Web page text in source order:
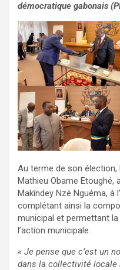
démocratique gabonais
Au terme de son élection,
Mathieu Obame Etoughé,
Makîndey Nzé Nguéma, à
complétant ainsi la
municipal et permettant
l’action municipale.
« Je pense que c’est un
dans la collectivité locale